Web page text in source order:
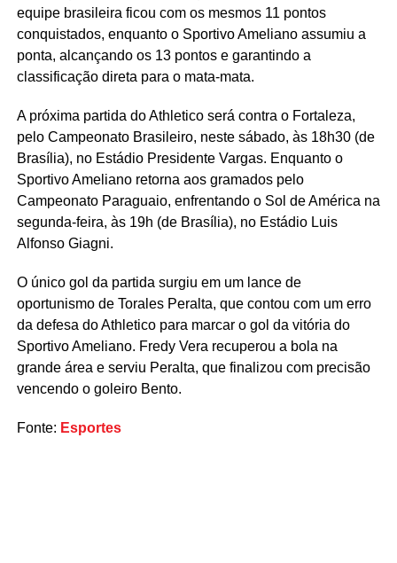
equipe brasileira ficou com os mesmos 11 pontos
conquistados, enquanto o Sportivo Ameliano assumiu a
ponta, alcançando os 13 pontos e garantindo a
classificação direta para o mata-mata.
A próxima partida do Athletico será contra o Fortaleza,
pelo Campeonato Brasileiro, neste sábado, às 18h30 (de
Brasília), no Estádio Presidente Vargas. Enquanto o
Sportivo Ameliano retorna aos gramados pelo
Campeonato Paraguaio, enfrentando o Sol de América na
segunda-feira, às 19h (de Brasília), no Estádio Luis
Alfonso Giagni.
O único gol da partida surgiu em um lance de
oportunismo de Torales Peralta, que contou com um erro
da defesa do Athletico para marcar o gol da vitória do
Sportivo Ameliano. Fredy Vera recuperou a bola na
grande área e serviu Peralta, que finalizou com precisão
vencendo o goleiro Bento.
Fonte: Esportes